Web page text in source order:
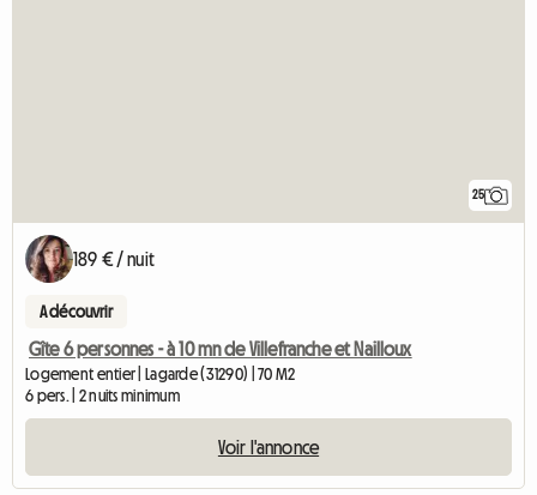
25
189 € / nuit
A découvrir
Gîte 6 personnes - à 10 mn de Villefranche et Nailloux
Logement entier | Lagarde (31290) | 70 M2
6 pers. | 2 nuits minimum
Voir l'annonce